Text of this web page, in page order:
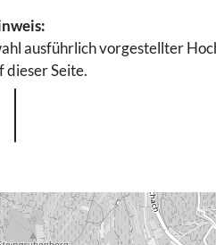
ausführlich vorgestellter
dieser Seite.